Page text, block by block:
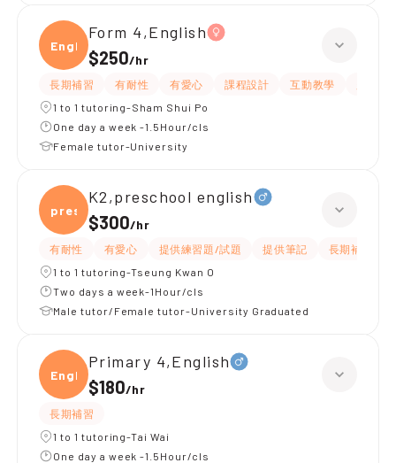
Engli
Form 4,English
$250/hr
長期補習 有耐性 有愛心 課程設計 互動教學
1 to 1 tutoring-Sham Shui Po
One day a week -1.5Hour/cls
Female tutor-University
presc
K2,preschool english
$300/hr
有耐性 有愛心 提供練習題/試題 提供筆記
長期補習
1 to 1 tutoring-Tseung Kwan O
Two days a week-1Hour/cls
Male tutor/Female tutor-University Graduated
Engli
Primary 4,English
$180/hr
長期補習
1 to 1 tutoring-Tai Wai
One day a week -1.5Hour/cls